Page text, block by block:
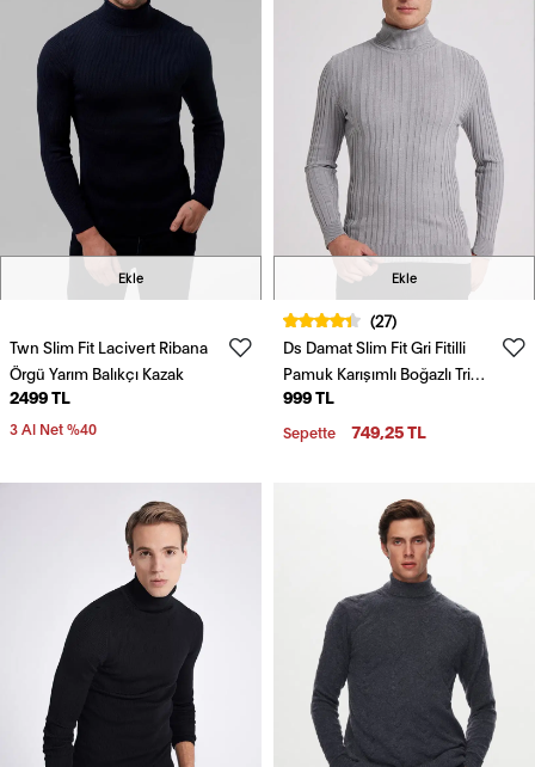
Ekle
Twn Slim Fit Lacivert Ribana
Örgü Yarım Balıkçı Kazak
2499 TL
3 Al Net %40
Ekle
(27)
Ds Damat Slim Fit Gri Fitilli
Pamuk Karışımlı Boğazlı Triko
Kazak
999 TL
Sepette 749,25 TL